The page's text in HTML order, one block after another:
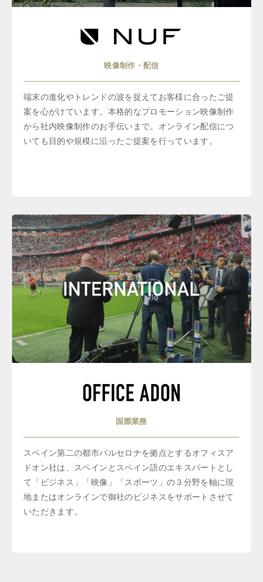
映像制作・配信
端末の進化やトレンドの波を捉えてお客様に合ったご提
案を心がけています。本格的なプロモーション映像制作
から社内映像制作のお手伝いまで。オンライン配信につ
いても目的や規模に沿ったご提案を行っています。
国際業務
スペイン第二の都市バルセロナを拠点とするオフィスア
ドオン社は、スペインとスペイン語のエキスパートとし
て「ビジネス」「映像」「スポーツ」の３分野を軸に現
地またはオンラインで御社のビジネスをサポートさせて
いただきます。